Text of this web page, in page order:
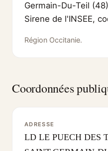
Germain-Du-Teil
Sirene de l'INSEE,
Région Occitanie.
Coordonnées
ADRESSE
LD LE PUECH DES